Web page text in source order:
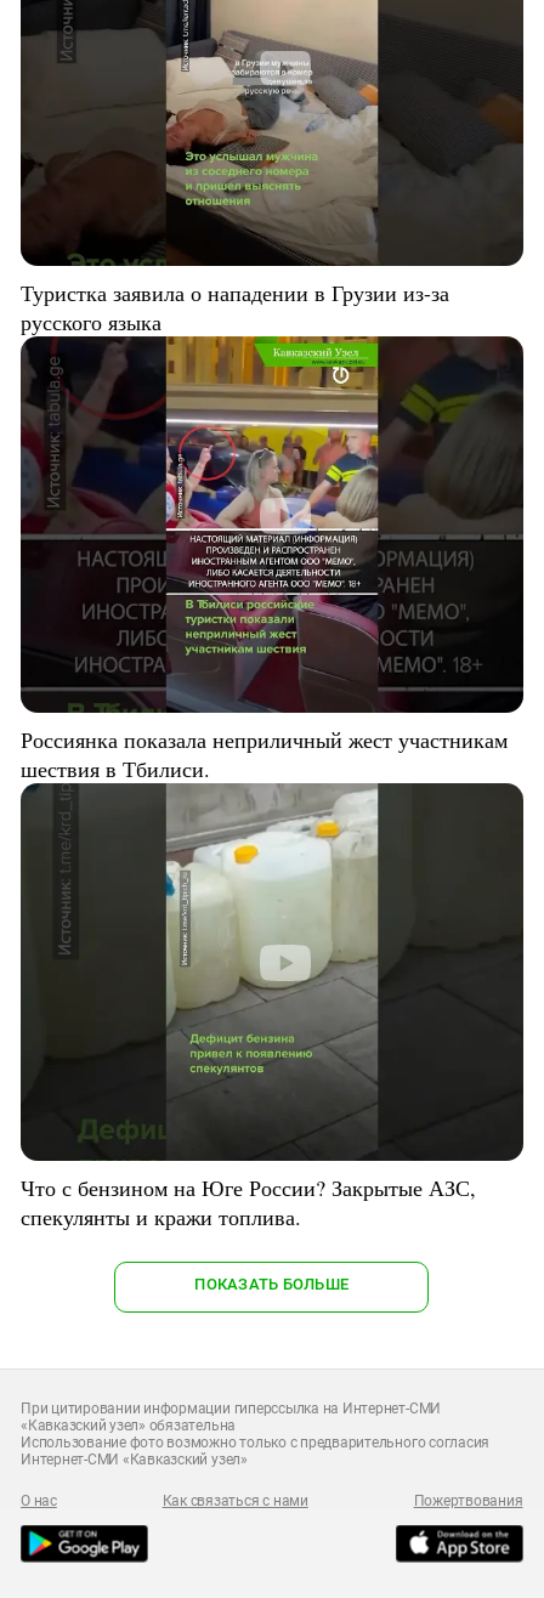
Туристка заявила о нападении в Грузии из-за
русского языка
Россиянка показала неприличный жест участникам
шествия в Тбилиси.
Что с бензином на Юге России? Закрытые АЗС,
спекулянты и кражи топлива.
ПОКАЗАТЬ БОЛЬШЕ
При цитировании информации гиперссылка на Интернет-СМИ
«Кавказский узел» обязательна
Использование фото возможно только с предварительного согласия
Интернет-СМИ «Кавказский узел»
О нас Как связаться с нами Пожертвования